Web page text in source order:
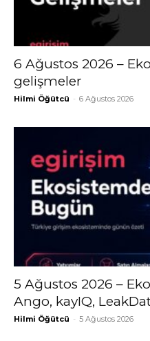
6 Ağustos 2026 –
gelişmeler
Hilmi Öğütcü - 6 Ağustos 2026
5 Ağustos 2026 –
Ango, kayIQ,
Hilmi Öğütcü - 5 Ağustos 2026